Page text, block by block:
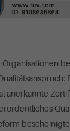
anerkannte